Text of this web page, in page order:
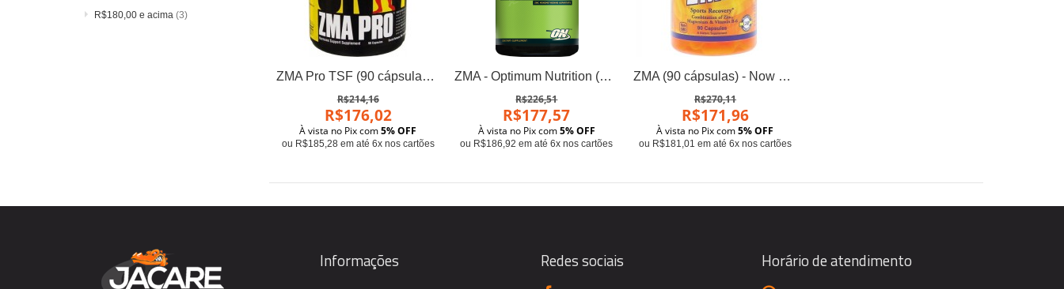
ZMA Pro TSF (90 cápsulas) - Universal
R$214,16
R$176,02
À vista no Pix com5% OFF
ou R$185,28 em até 6x nos cartões
ZMA - Optimum Nutrition (90 cápsulas)
R$226,51
R$177,57
À vista no Pix com5% OFF
ou R$186,92 em até 6x nos cartões
ZMA (90 cápsulas) - Now Foods
R$270,11
R$171,96
À vista no Pix com5% OFF
ou R$181,01 em até 6x nos cartões
R$180,00 e acima (3)
Informações Redes sociais Horário de atendimento